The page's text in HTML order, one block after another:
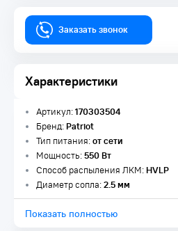
Заказать звонок
Характеристики
Артикул:170303504
Бренд:Patriot
Тип питания:от сети
Мощность:550 Вт
Способ распыления ЛКМ:HVLP
Диаметр сопла:2.5 мм
Показать полностью